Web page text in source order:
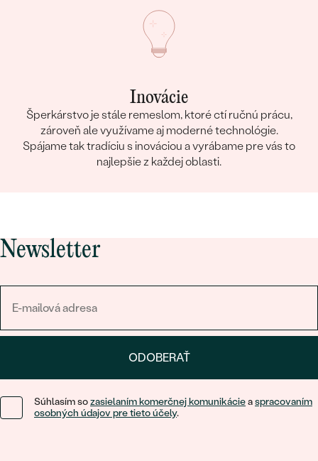
Inovácie
Šperkárstvo je stále remeslom, ktoré ctí ručnú prácu,
zároveň ale využívame aj moderné technológie.
Spájame tak tradíciu s inováciou a vyrábame pre vás to
najlepšie z každej oblasti.
Newsletter
ODOBERAŤ
Súhlasím sozasielaním komerčnej komunikácieaspracovaním
osobných údajov pre tieto účely.